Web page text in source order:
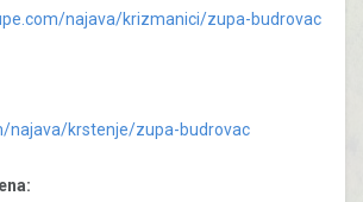
najava/krizmanici/zupa-budrovac
najava/krstenje/zupa-budrovac